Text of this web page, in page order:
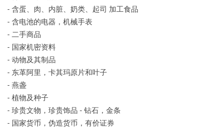
- 含蛋、肉、内脏、奶类、起司 加工食品
- 含电池的电器，机械手表
- 二手商品
- 国家机密资料
- 动物及其制品
- 东革阿里，卡其玛原片和叶子
- 燕盏
- 植物及种子
- 珍贵文物，珍贵饰品 - 钻石，金条
- 国家货币，伪造货币，有价证券